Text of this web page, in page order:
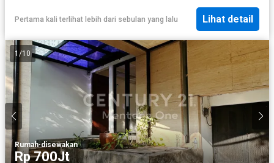
Pertama kali terlihat lebih dari sebulan yang lalu Lihat detail
1 /10
Rumah·disewakan
Rp 700Jt